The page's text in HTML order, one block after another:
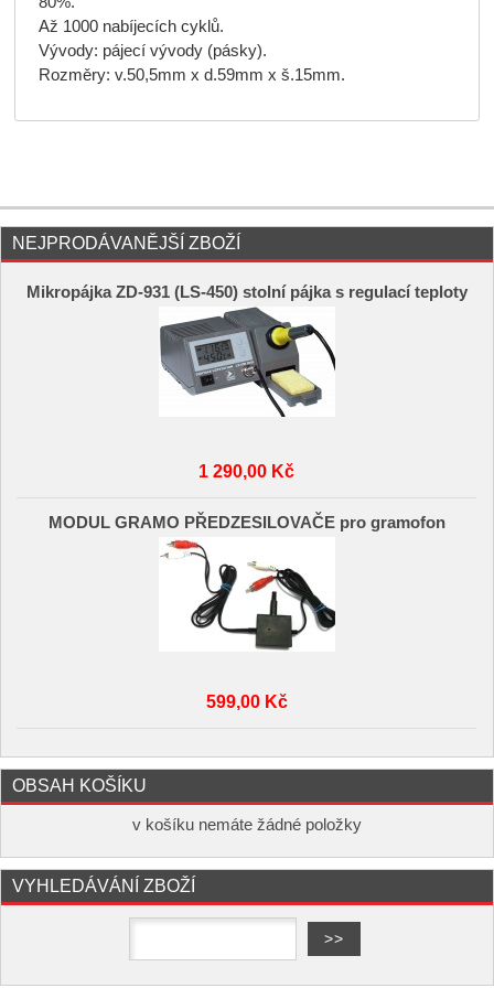
Až 1000 nabíjecích cyklů.
Vývody: pájecí vývody (pásky).
Rozměry: v.50,5mm x d.59mm x š.15mm.
NEJPRODÁVANĚJŠÍ ZBOŽÍ
Mikropájka ZD-931 (LS-450) stolní pájka s regulací teploty
1 290,00 Kč
MODUL GRAMO PŘEDZESILOVAČE pro gramofon
599,00 Kč
OBSAH KOŠÍKU
v košíku nemáte žádné položky
VYHLEDÁVÁNÍ ZBOŽÍ